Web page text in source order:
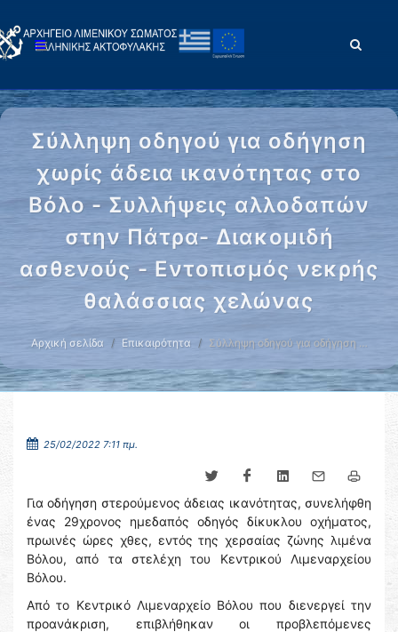
Σύλληψη οδηγού για οδήγηση
χωρίς άδεια ικανότητας στο
Βόλο - Συλλήψεις αλλοδαπών
στην Πάτρα- Διακομιδή
ασθενούς - Εντοπισμός νεκρής
θαλάσσιας χελώνας
Αρχική σελίδα Επικαιρότητα Σύλληψη οδηγού για οδήγηση …
25/02/2022 7:11 πμ.
Για οδήγηση στερούμενος άδειας ικανότητας, συνελήφθη
ένας 29χρονος ημεδαπός οδηγός δίκυκλου οχήματος,
πρωινές ώρες χθες, εντός της χερσαίας ζώνης λιμένα
Βόλου, από τα στελέχη του Κεντρικού Λιμεναρχείου
Βόλου.
Από το Κεντρικό Λιμεναρχείο Βόλου που διενεργεί την
προανάκριση, επιβλήθηκαν οι προβλεπόμενες